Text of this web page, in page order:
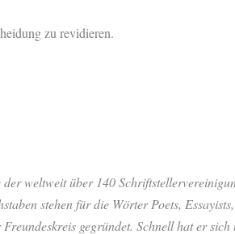
zu revidieren.
weltweit über 140
stehen für die Wörter Poets,
gegründet. Schnell hat er